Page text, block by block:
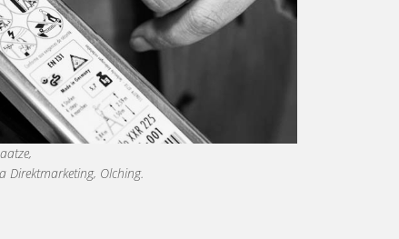
Direktmarketing, Olching.